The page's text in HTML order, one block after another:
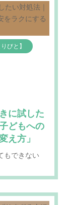
びと】
に試した
どもへの
え方」
もできない